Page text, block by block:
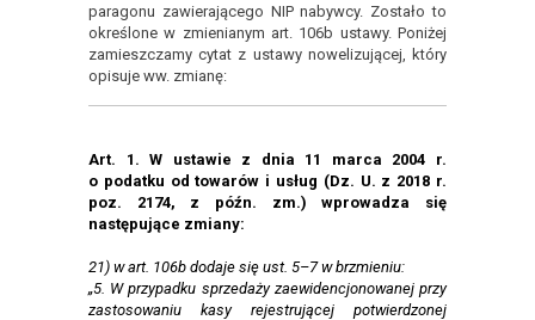
paragonu zawierającego NIP nabywcy. Zostało to
określone w zmienianym art. 106b ustawy. Poniżej
zamieszczamy cytat z ustawy nowelizującej, który
opisuje ww. zmianę:
Art. 1. W ustawie z dnia 11 marca 2004 r.
o podatku od towarów i usług (Dz. U. z 2018 r.
poz. 2174, z późn. zm.) wprowadza się
następujące zmiany:
21) w art. 106b dodaje się ust. 5–7 w brzmieniu:
„5. W przypadku sprzedaży zaewidencjonowanej przy
zastosowaniu kasy rejestrującej potwierdzonej